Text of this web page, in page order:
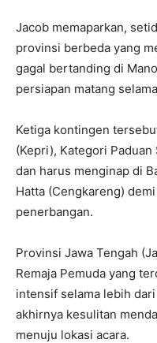
Jacob memaparkan,
provinsi berbeda yang
gagal bertanding di
persiapan matang
Ketiga kontingen
(Kepri), Kategori
dan harus menginap di
Hatta (Cengkareng)
penerbangan.
Provinsi Jawa Tengah
Remaja Pemuda yang
intensif selama lebih
akhirnya kesulitan
menuju lokasi acara.